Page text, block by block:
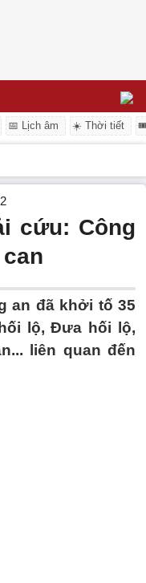
📅 Lịch âm ☀️ Thời tiết
cứu: Công
an đã khởi tố 35
lộ, Đưa hối lộ,
liên quan đến